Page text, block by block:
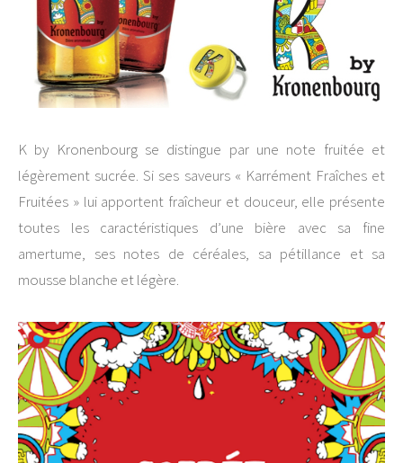
K by Kronenbourg se distingue par une note fruitée et
légèrement sucrée. Si ses saveurs « Karrément Fraîches et
Fruitées » lui apportent fraîcheur et douceur, elle présente
toutes les caractéristiques d’une bière avec sa fine
amertume, ses notes de céréales, sa pétillance et sa
mousse blanche et légère.